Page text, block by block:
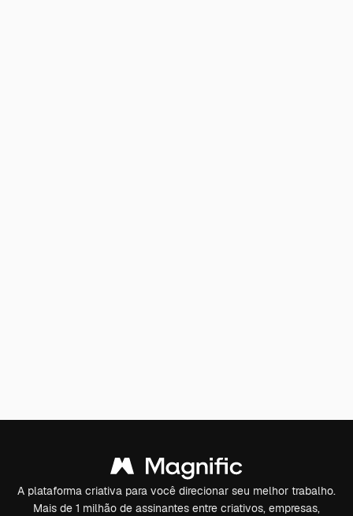
A plataforma criativa para você direcionar seu melhor trabalho.
Mais de 1 milhão de assinantes entre criativos, empresas,